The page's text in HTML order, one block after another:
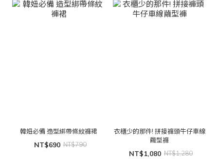
韓妞必備 造型綁帶條紋褲裙
NT$690 NT$790
衣櫃少的那件! 拼接褲頭牛仔車線
繭型褲
NT$1,080 NT$1,280